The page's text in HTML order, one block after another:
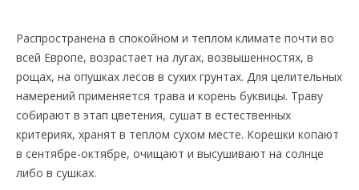
Распространена в спокойном и теплом климате почти во
всей Европе, возрастает на лугах, возвышенностях, в
рощах, на опушках лесов в сухих грунтах. Для целительных
намерений применяется трава и корень буквицы. Траву
собирают в этап цветения, сушат в естественных
критериях, хранят в теплом сухом месте. Корешки копают
в сентябре-октябре, очищают и высушивают на солнце
либо в сушках.